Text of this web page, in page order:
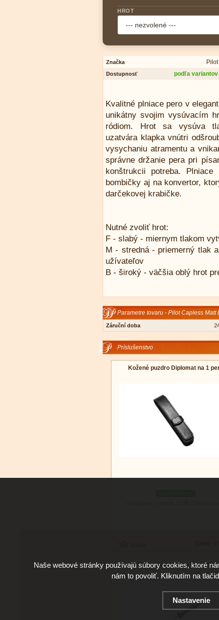
HROT
Značka Pilot
Dostupnosť podľa variantov
Kvalitné plniace pero v
unikátny svojim vysúvacím
ródiom. Hrot sa vysúva
uzatvára klapka vnútri
vysychaniu atramentu a
správne držanie pera pri
konštrukcii potreba.
bombičky aj na konvertor,
darčekovej krabičke.
Nutné zvoliť hrot:
F - slabý - miernym tlakom
M - stredná - priemerný tlak
užívateľov
B - široký - väčšia oblý hrot
Parametre tovaru - Pilot Capless Matt
Záruční doba
Príslušenstvo
Kožené puzdro Diplomat na 1
Pilot konvertor pre Capless
Naše webové stránky používajú súbory cookies, ktoré
nám to povoliť. Kliknutím na
Nastavenie